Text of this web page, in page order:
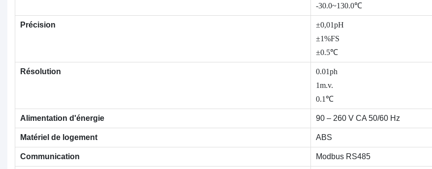
-30.0~130.0℃
Précision
±0,01pH
±1%FS
±0.5℃
Résolution
0.01ph
1m.v.
0.1℃
Alimentation d'énergie 90 – 260 V CA 50/60 Hz
Matériel de logement ABS
Communication Modbus RS485